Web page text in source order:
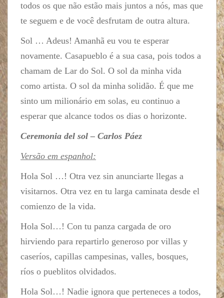
todos os que não estão mais juntos a nós, mas que
te seguem e de você desfrutam de outra altura.
Sol … Adeus! Amanhã eu vou te esperar
novamente. Casapueblo é a sua casa, pois todos a
chamam de Lar do Sol. O sol da minha vida
como artista. O sol da minha solidão. É que me
sinto um milionário em solas, eu continuo a
esperar que alcance todos os dias o horizonte.
Ceremonia del sol – Carlos Páez
Versão em espanhol:
Hola Sol …! Otra vez sin anunciarte llegas a
visitarnos. Otra vez en tu larga caminata desde el
comienzo de la vida.
Hola Sol…! Con tu panza cargada de oro
hirviendo para repartirlo generoso por villas y
caseríos, capillas campesinas, valles, bosques,
ríos o pueblitos olvidados.
Hola Sol…! Nadie ignora que perteneces a todos,